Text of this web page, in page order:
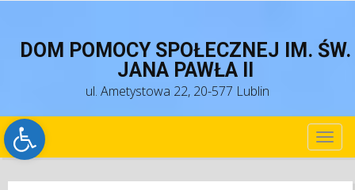
Open toolbar
DOM POMOCY SPOŁECZNEJ IM. ŚW.
JANA PAWŁA II
ul. Ametystowa 22, 20-577 Lublin